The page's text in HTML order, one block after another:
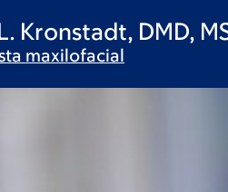
Kronstadt, DMD,
maxilofacial